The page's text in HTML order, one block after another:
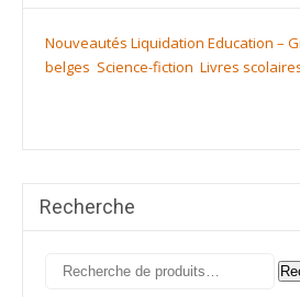
Nouveautés Liquidation Education –
belges Science-fiction Livres
Recherche
Recherche